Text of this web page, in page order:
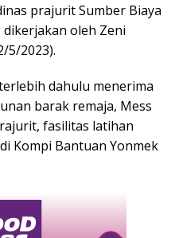
prajurit Sumber Biaya
dikerjakan oleh Zeni
5/2023).
dahulu menerima
barak remaja, Mess
fasilitas latihan
Kompi Bantuan Yonmek